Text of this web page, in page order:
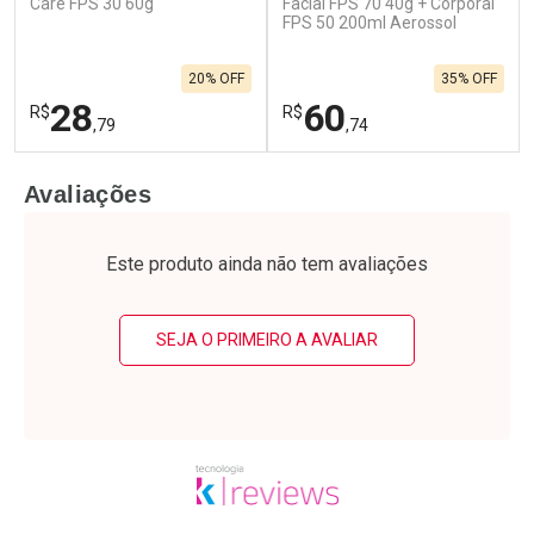
R$28,79
20% OFF
Laboratório
Por Menos
FPS 50 200ml Aerossol
R$60,74
35% OFF
Laboratório
Por Menos
Avaliações
Este produto ainda não tem avaliações
SEJA O PRIMEIRO A AVALIAR